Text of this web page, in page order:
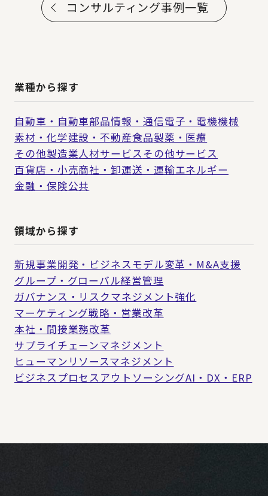
コンサルティング事例一覧
業種から探す
自動車・自動車部品情報・通信電子・電機機械
素材・化学建設・不動産食品製薬・医療
その他製造業人材サービスその他サービス
百貨店・小売商社・卸運送・運輸エネルギー
金融・保険公共
領域から探す
新規事業開発・ビジネスモデル変革・M&A支援
グループ・グローバル経営管理
ガバナンス・リスクマネジメント強化
マーケティング戦略・営業改革
本社・間接業務改革
サプライチェーンマネジメント
ヒューマンリソースマネジメント
ビジネスプロセスアウトソーシングAI・DX・ERP